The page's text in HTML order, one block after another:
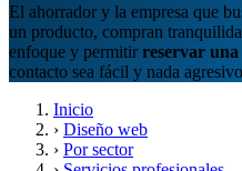
El ahorrador y la empresa que
un producto, compran
enfoque y permitirreservar
contacto sea fácil y nada
Inicio
› Diseño web
› Por sector